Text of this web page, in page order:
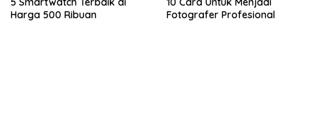
Harga 500 Ribuan
Fotografer Profesional